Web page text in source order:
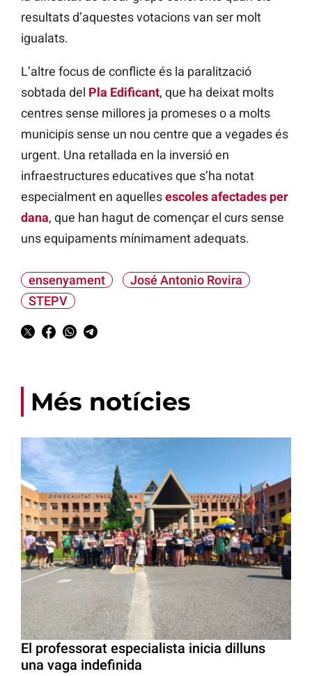
resultats d’aquestes votacions van ser molt
igualats.
L’altre focus de conflicte és la paralització
sobtada del Pla Edificant, que ha deixat molts
centres sense millores ja promeses o a molts
municipis sense un nou centre que a vegades és
urgent. Una retallada en la inversió en
infraestructures educatives que s’ha notat
especialment en aquellesescoles afectades per
dana, que han hagut de començar el curs sense
uns equipaments mínimament adequats.
ensenyament
José Antonio Rovira
STEPV
Més notícies
El professorat especialista inicia dilluns
una vaga indefinida